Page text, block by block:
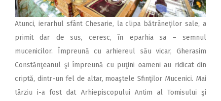
Atunci, ierarhul sfânt Chesarie, la clipa bătrâneţilor sale, a
primit dar de sus, ceresc, în eparhia sa – semnul
mucenicilor. Împreună cu arhiereul său vicar, Gherasim
Constănţeanul şi împreună cu puţini oameni au ridicat din
criptă, dintr-un fel de altar, moaştele Sfinţilor Mucenici. Mai
târziu i-a fost dat Arhiepiscopului Antim al Tomisului şi